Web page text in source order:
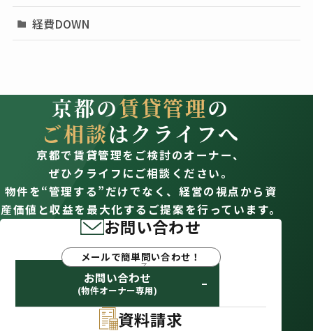
経費DOWN
京都の賃貸管理の
ご相談はクライフへ
京都で賃貸管理をご検討のオーナー、
ぜひクライフにご相談ください。
物件を“管理する”だけでなく、経営の視点から資
産価値と収益を最大化するご提案を行っています。
お問い合わせ
メールで簡単問い合わせ！
お問い合わせ
(物件オーナー専用)
資料請求